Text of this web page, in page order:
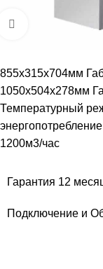
Увеличить
855х315х704мм
1050х504х278мм
Температурный
1200м3/час
Гарантия 12
Подключение и